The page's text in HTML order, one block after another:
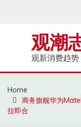
观潮
观新消费趋
Home
商务旗舰华为
拉即合